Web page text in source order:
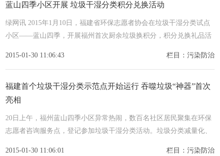
蓝山四季小区开展 垃圾干湿分类积分兑换活动
绿网讯 2015年1月10日，福建省环保志愿者协会在垃圾干湿分类试点
小区——蓝山四季，开展福州首次厨余垃圾换积分，积分兑换礼品活
2015-01-30 11:06:43
栏目：污染防治
福建首个垃圾干湿分类示范点开始运行 吞噬垃圾“神器”首次
亮相
20日上午，福州蓝山四季小区异常热闹，数百名社区居民聚集在环保
志愿者咨询服务点，登记参加垃圾干湿分类活动。垃圾分类减量化、
2015-01-30 11:06:01
栏目：污染防治